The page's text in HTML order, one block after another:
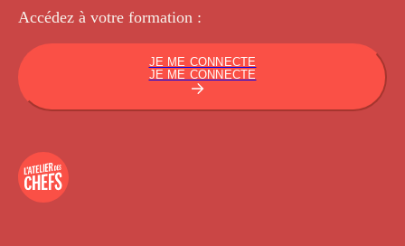
Accédez à votre formation :
JE ME CONNECTE
JE ME CONNECTE